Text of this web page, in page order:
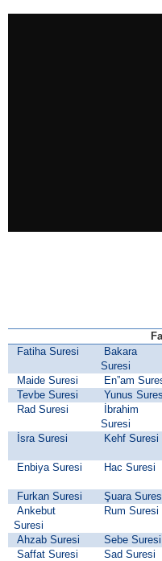
Fatiha Suresi
Bakara
Suresi
Maide Suresi En”am
Tevbe Suresi
Yunus
Rad Suresi
İbrahim
Suresi
İsra Suresi Kehf Suresi
Enbiya Suresi Hac Suresi
Furkan Suresi Şuara
Ankebut
Suresi
Rum Suresi
Ahzab Suresi Sebe Suresi
Saffat Suresi
Sad Suresi